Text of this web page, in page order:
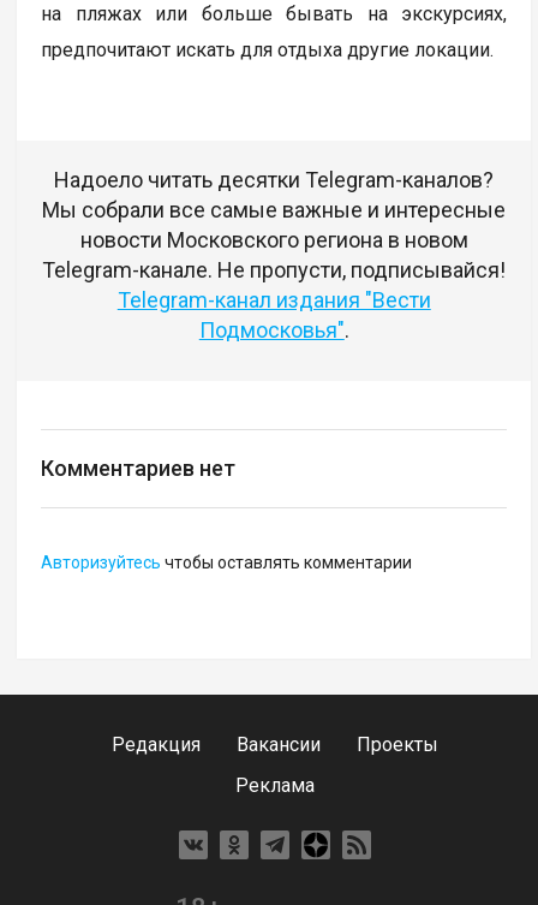
на пляжах или больше бывать на экскурсиях,
предпочитают искать для отдыха другие локации.
Надоело читать десятки Telegram-каналов?
Мы собрали все самые важные и интересные
новости Московского региона в новом
Telegram-канале. Не пропусти, подписывайся!
Telegram-канал издания "Вести
Подмосковья".
Комментариев нет
Авторизуйтесь чтобы оставлять комментарии
Редакция Вакансии
Проекты
Реклама